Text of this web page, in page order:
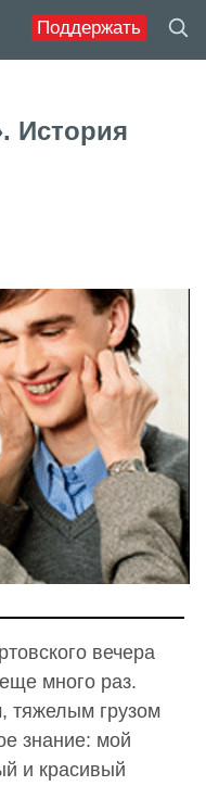
Поддержать
История
вечера
много раз.
тяжелым грузом
знание: мой
и красивый